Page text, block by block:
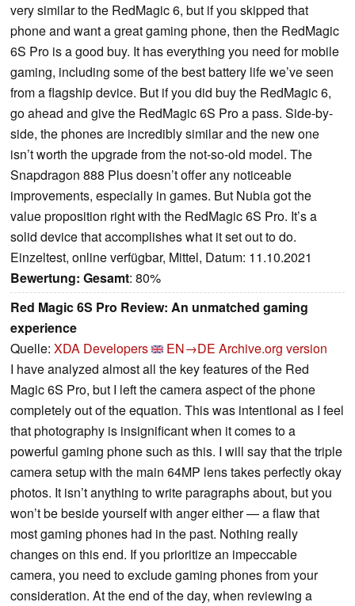
very similar to the RedMagic 6, but if you skipped that
phone and want a great gaming phone, then the RedMagic
6S Pro is a good buy. It has everything you need for mobile
gaming, including some of the best battery life we’ve seen
from a flagship device. But if you did buy the RedMagic 6,
go ahead and give the RedMagic 6S Pro a pass. Side-by-
side, the phones are incredibly similar and the new one
isn’t worth the upgrade from the not-so-old model. The
Snapdragon 888 Plus doesn’t offer any noticeable
improvements, especially in games. But Nubia got the
value proposition right with the RedMagic 6S Pro. It’s a
solid device that accomplishes what it set out to do.
Einzeltest, online verfügbar, Mittel, Datum: 11.10.2021
Bewertung: Gesamt: 80%
Red Magic 6S Pro Review: An unmatched gaming
experience
Quelle: XDA Developers EN→DE Archive.org version
I have analyzed almost all the key features of the Red
Magic 6S Pro, but I left the camera aspect of the phone
completely out of the equation. This was intentional as I feel
that photography is insignificant when it comes to a
powerful gaming phone such as this. I will say that the triple
camera setup with the main 64MP lens takes perfectly okay
photos. It isn’t anything to write paragraphs about, but you
won’t be beside yourself with anger either — a flaw that
most gaming phones had in the past. Nothing really
changes on this end. If you prioritize an impeccable
camera, you need to exclude gaming phones from your
consideration. At the end of the day, when reviewing a